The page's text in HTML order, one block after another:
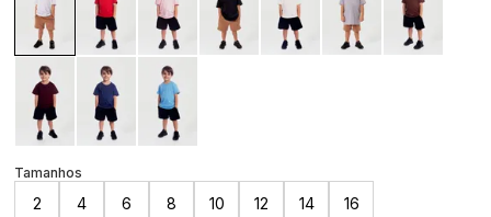
2 4 6 8 10 12 14 16